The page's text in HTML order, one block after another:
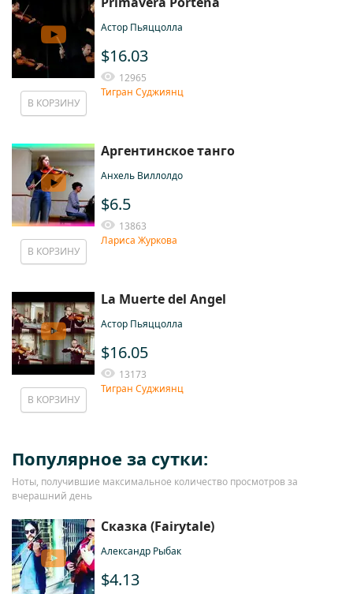
В КОРЗИНУ
Астор Пьяццолла
$16.03
12965
Тигран Суджиянц
В КОРЗИНУ
Аргентинское танго
Анхель Виллолдо
$6.5
13863
Лариса Журкова
В КОРЗИНУ
La Muerte del Angel
Астор Пьяццолла
$16.05
13173
Тигран Суджиянц
Популярное за сутки:
Ноты, получившие максимальное количество просмотров за
вчерашний день
Сказка (Fairytale)
Александр Рыбак
$4.13